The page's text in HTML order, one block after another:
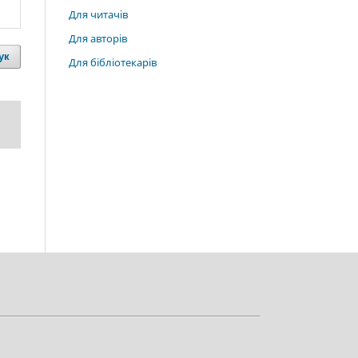
Для читачів
Для авторів
Для бібліотекарів